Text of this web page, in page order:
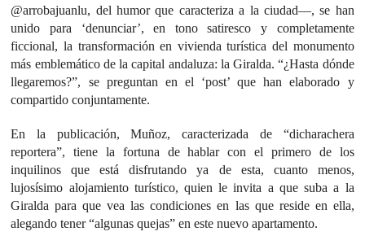
@arrobajuanlu, del humor que caracteriza a la ciudad—, se han
unido para ‘denunciar’, en tono satiresco y completamente
ficcional, la transformación en vivienda turística del monumento
más emblemático de la capital andaluza: la Giralda. “¿Hasta dónde
llegaremos?”, se preguntan en el ‘post’ que han elaborado y
compartido conjuntamente.
En la publicación, Muñoz, caracterizada de “dicharachera
reportera”, tiene la fortuna de hablar con el primero de los
inquilinos que está disfrutando ya de esta, cuanto menos,
lujosísimo alojamiento turístico, quien le invita a que suba a la
Giralda para que vea las condiciones en las que reside en ella,
alegando tener “algunas quejas” en este nuevo apartamento.